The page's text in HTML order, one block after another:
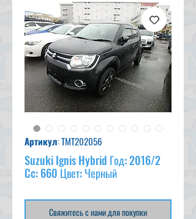
Артикул: TMT202056
Suzuki Ignis Hybrid Год: 2016/2
Cc: 660 Цвет: Черный
Свяжитесь с нами для покупки